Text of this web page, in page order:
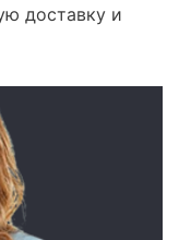
доставку и